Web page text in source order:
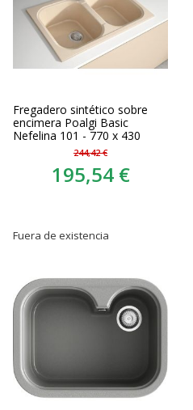
Fregadero sintético sobre
encimera Poalgi Basic
Nefelina 101 - 770 x 430
244,42 €
195,54 €
Fuera de existencia